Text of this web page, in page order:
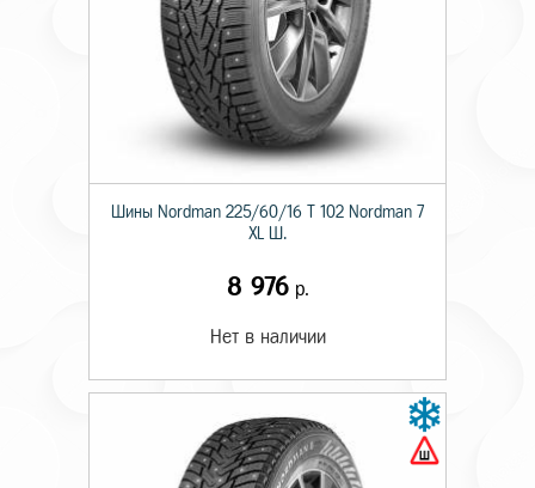
Шины Nordman 225/60/16 T 102 Nordman 7
XL Ш.
8 976р.
Нет в наличии